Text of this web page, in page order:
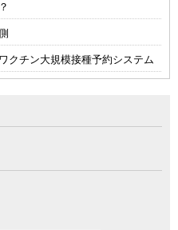
クチン大規模接種予約システム